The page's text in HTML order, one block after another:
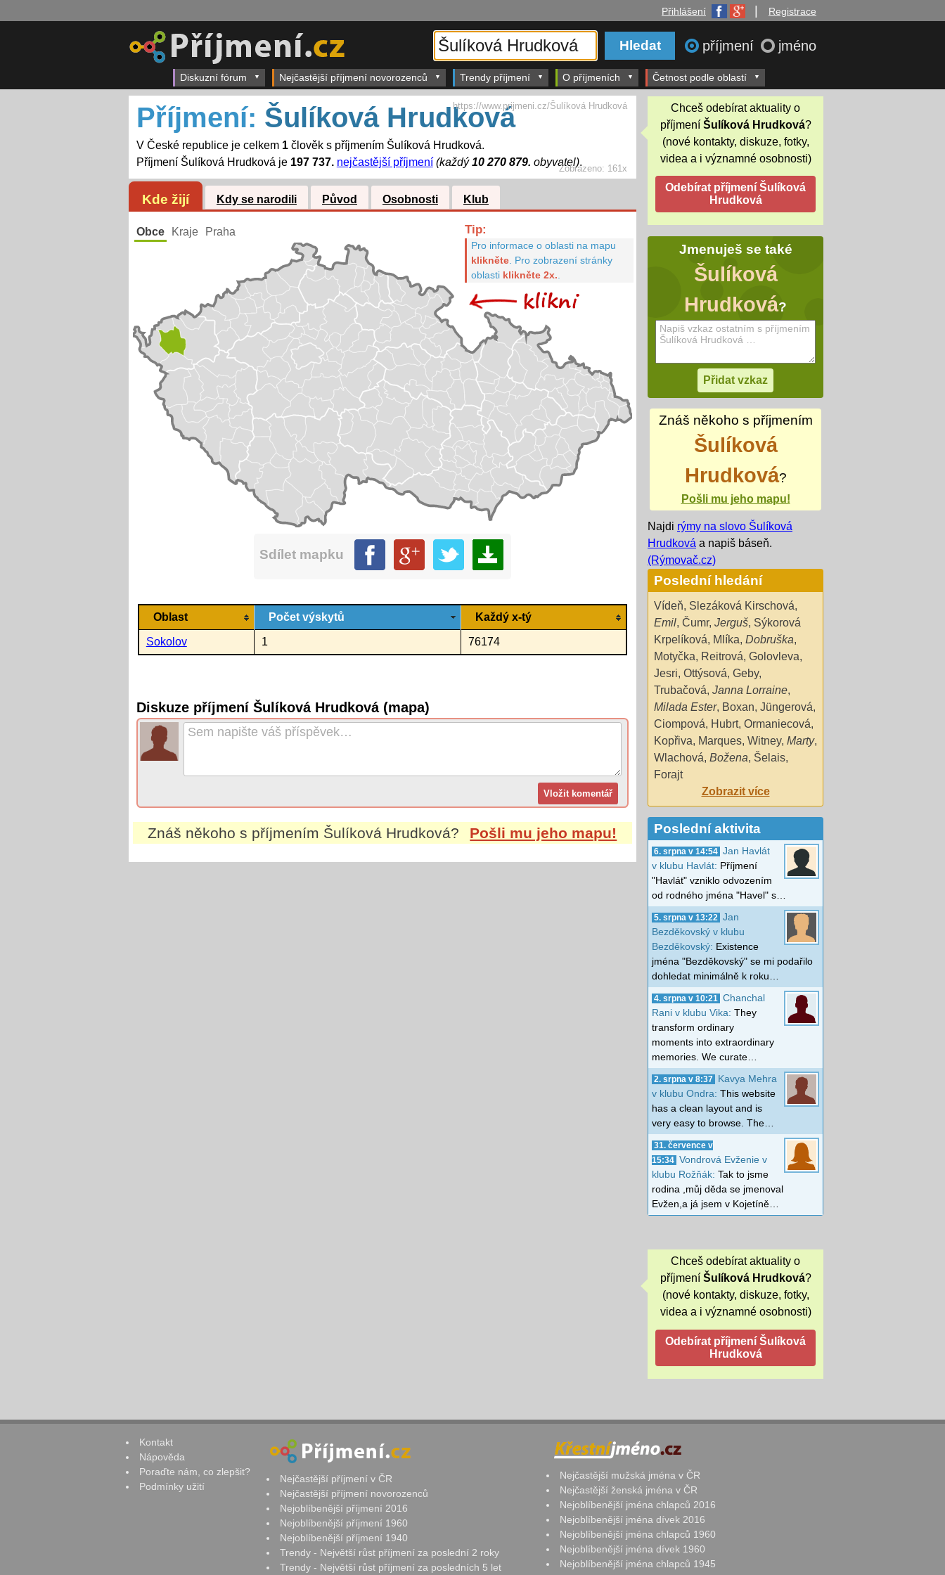
Přihlášení Registrace
příjmení jméno
Diskuzní fórum Nejčastější příjmení novorozenců Trendy příjmení O příjmeních Četnost podle oblastí
Zobrazeno: 161x
Příjmení: Šulíková Hrudková
V České republice je celkem 1člověk s příjmením Šulíková Hrudková.
Příjmení Šulíková Hrudková je 197 737. nejčastější příjmení (každý10 270 879. obyvatel).
https://www.prijmeni.cz/Šulíková Hrudková
Kde žijí Kdy se narodili Původ Osobnosti Klub
Obce Kraje Praha Tip:
Pro informace o oblasti na mapu
klikněte. Pro zobrazení stránky
oblasti klikněte 2x.
Sdílet mapku
Oblast Počet výskytů Každý x-tý
Sokolov 1 76174
Diskuze příjmení Šulíková Hrudková (mapa)
Znáš někoho s příjmením Šulíková Hrudková? Pošli mu jeho mapu!
Chceš odebírat aktuality o
příjmení Šulíková Hrudková?
(nové kontakty, diskuze, fotky,
videa a i významné osobnosti)
Jmenuješ se také
Šulíková
Hrudková?
Znáš někoho s příjmením
Šulíková
Hrudková?
Pošli mu jeho mapu!
Najdi rýmy na slovo Šulíková
Hrudková a napiš báseň.
(Rýmovač.cz)
Poslední hledání
Vídeň, Slezáková Kirschová,
Emil, Čumr, Jerguš, Sýkorová
Krpelíková, Mlíka, Dobruška,
Motyčka, Reitrová, Golovleva,
Jesri, Ottýsová, Geby,
Trubačová, Janna Lorraine,
Milada Ester, Boxan, Jüngerová,
Ciompová, Hubrt, Ormaniecová,
Kopřiva, Marques, Witney, Marty,
Wlachová, Božena, Šelais,
Forajt
Zobrazit více
Poslední aktivita
6. srpna v 14:54 Jan Havlát
v klubu Havlát: Příjmení
"Havlát" vzniklo odvozením
od rodného jména "Havel" s…
5. srpna v 13:22
Jan
Bezděkovský v klubu
Bezděkovský: Existence
jména "Bezděkovský" se mi podařilo
dohledat minimálně k roku…
4. srpna v 10:21
Chanchal
Rani v klubu Vika: They
transform ordinary
moments into extraordinary
memories. We curate…
2. srpna v 8:37
Kavya Mehra
v klubu Ondra: This website
has a clean layout and is
very easy to browse. The…
31. července v
15:34 Vondrová Evženie v
klubu Rožňák: Tak to jsme
rodina ,můj děda se jmenoval
Evžen,a já jsem v Kojetíně…
Chceš odebírat aktuality o
příjmení Šulíková Hrudková?
(nové kontakty, diskuze, fotky,
videa a i významné osobnosti)
Kontakt
Nápověda
Poraďte nám, co zlepšit?
Podmínky užití
Nejčastější příjmení v ČR
Nejčastější příjmení novorozenců
Nejoblíbenější příjmení 2016
Nejoblíbenější příjmení 1960
Nejoblíbenější příjmení 1940
Trendy - Největší růst příjmení za poslední 2 roky
Trendy - Největší růst příjmení za posledních 5 let
Nejčastější mužská jména v ČR
Nejčastější ženská jména v ČR
Nejoblíbenější jména chlapců 2016
Nejoblíbenější jména dívek 2016
Nejoblíbenější jména chlapců 1960
Nejoblíbenější jména dívek 1960
Nejoblíbenější jména chlapců 1945